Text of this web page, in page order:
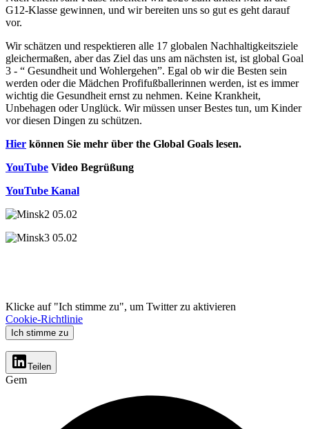
G12-Klasse gewinnen, und wir bereiten uns so gut es geht darauf
vor.
Wir schätzen und respektieren alle 17 globalen Nachhaltigkeitsziele
gleichermaßen, aber das Ziel das uns am nächsten ist, ist global Goal
3 - “ Gesundheit und Wohlergehen”. Egal ob wir die Besten sein
werden oder die Mädchen Profifußballerinnen werden, ist es immer
wichtig die Gesundheit ernst zu nehmen. Keine Krankheit,
Unbehagen oder Unglück. Wir müssen unser Bestes tun, um Kinder
vor diesen Dingen zu schützen.
Hier können Sie mehr über the Global Goals lesen.
YouTube Video Begrüßung
YouTube Kanal
Klicke auf "Ich stimme zu", um Twitter zu aktivieren
Cookie-Richtlinie
Ich stimme zu
Teilen
Gem